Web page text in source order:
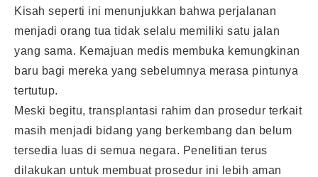
Kisah seperti ini menunjukkan bahwa perjalanan
menjadi orang tua tidak selalu memiliki satu jalan
yang sama. Kemajuan medis membuka kemungkinan
baru bagi mereka yang sebelumnya merasa pintunya
tertutup.
Meski begitu, transplantasi rahim dan prosedur terkait
masih menjadi bidang yang berkembang dan belum
tersedia luas di semua negara. Penelitian terus
dilakukan untuk membuat prosedur ini lebih aman